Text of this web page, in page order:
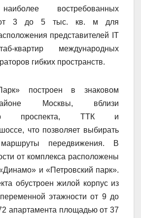
востребованных
3 до 5 тыс. кв. м для
представителей IT
квартир международных
гибких пространств.
построен в знаковом
Москвы, вблизи
проспекта, ТТК и
что позволяет выбирать
передвижения. В
от комплекса расположены
и «Петровский парк».
обустроен жилой корпус из
этажности от 9 до
апартамента площадью от 37